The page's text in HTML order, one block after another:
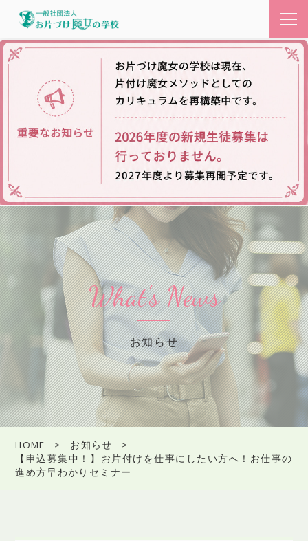
What's News
お知らせ
HOME
お知らせ
【申込募集中！】お片付けを仕事にしたい方へ！お仕事の
進め方早わかりセミナー